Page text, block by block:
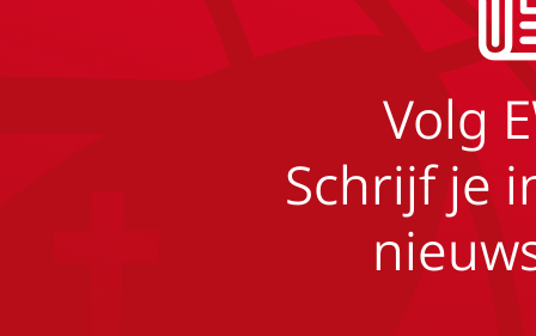
Volg
Schrijf je